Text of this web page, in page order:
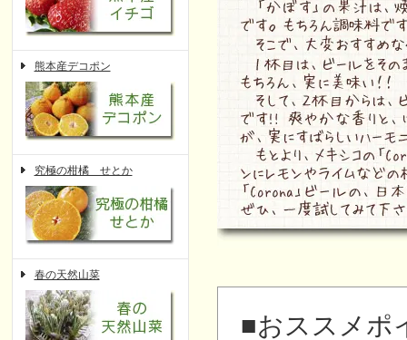
熊本産デコポン
究極の柑橘 せとか
春の天然山菜
■おススメポ